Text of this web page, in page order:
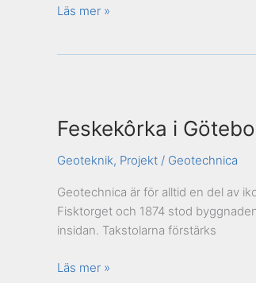
Läs mer »
Feskekôrka i
Geoteknik, Projekt / Geotechnica
Geotechnica är för alltid en del av
Fisktorget och 1874 stod
insidan. Takstolarna förstärks
Göteborg
Läs mer »